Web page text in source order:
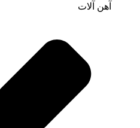
آهن آلات